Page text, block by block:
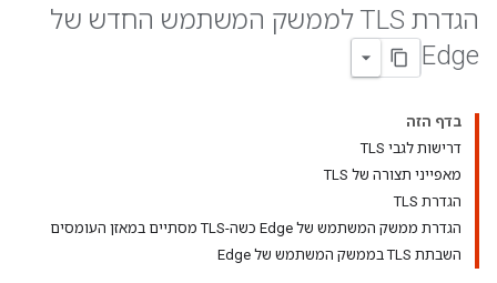
הגדרת TLS לממשק המשתמש החדש של
Edge
בדף הזה
דרישות לגבי TLS
מאפייני תצורה של TLS
הגדרת TLS
הגדרת ממשק המשתמש של Edge כשה-TLS מסתיים במאזן העומסים
השבתת TLS בממשק המשתמש של Edge